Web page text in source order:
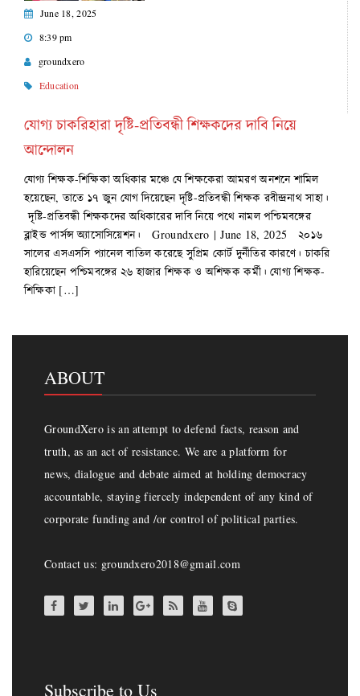
June 18, 2025
8:39 pm
groundxero
Education
যোগ্য চাকরিহারা দৃষ্টি-প্রতিবন্ধী শিক্ষকদের দাবি নিয়ে
আন্দোলন
যোগ্য শিক্ষক-শিক্ষিকা অধিকার মঞ্চে যে শিক্ষকেরা আমরণ অনশনে শামিল
হয়েছেন, তাতে ১৭ জুন যোগ দিয়েছেন দৃষ্টি-প্রতিবন্ধী শিক্ষক রবীন্দ্রনাথ সাহা।
দৃষ্টি-প্রতিবন্ধী শিক্ষকদের অধিকারের দাবি নিয়ে পথে নামল পশ্চিমবঙ্গের
ব্লাইন্ড পার্সন্স অ্যাসোসিয়েশন। Groundxero | June 18, 2025 ২০১৬
সালের এসএসসি প্যানেল বাতিল করেছে সুপ্রিম কোর্ট দুর্নীতির কারণে। চাকরি
হারিয়েছেন পশ্চিমবঙ্গের ২৬ হাজার শিক্ষক ও অশিক্ষক কর্মী। যোগ্য শিক্ষক-
শিক্ষিকা […]
ABOUT
GroundXero is an attempt to defend facts, reason and
truth, as an act of resistance. We are a platform for
news, dialogue and debate aimed at holding democracy
accountable, staying fiercely independent of any kind of
corporate funding and /or control of political parties.
Contact us: groundxero2018@gmail.com
Subscribe to Us